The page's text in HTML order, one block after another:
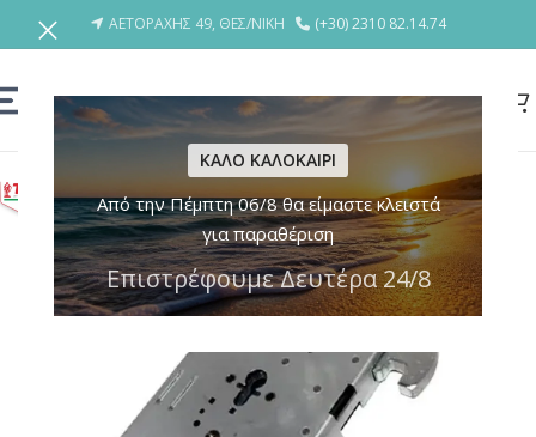
ΚΑΛΟ ΚΑΛΟΚΑΙΡΙ
Από την Πέμπτη 06/8 θα είμαστε κλειστά
για παραθέριση
Επιστρέφουμε Δευτέρα 24/8
ΑΕΤΟΡΑΧΗΣ 49, ΘΕΣ/ΝΙΚΗ (+30) 2310 82.14.74